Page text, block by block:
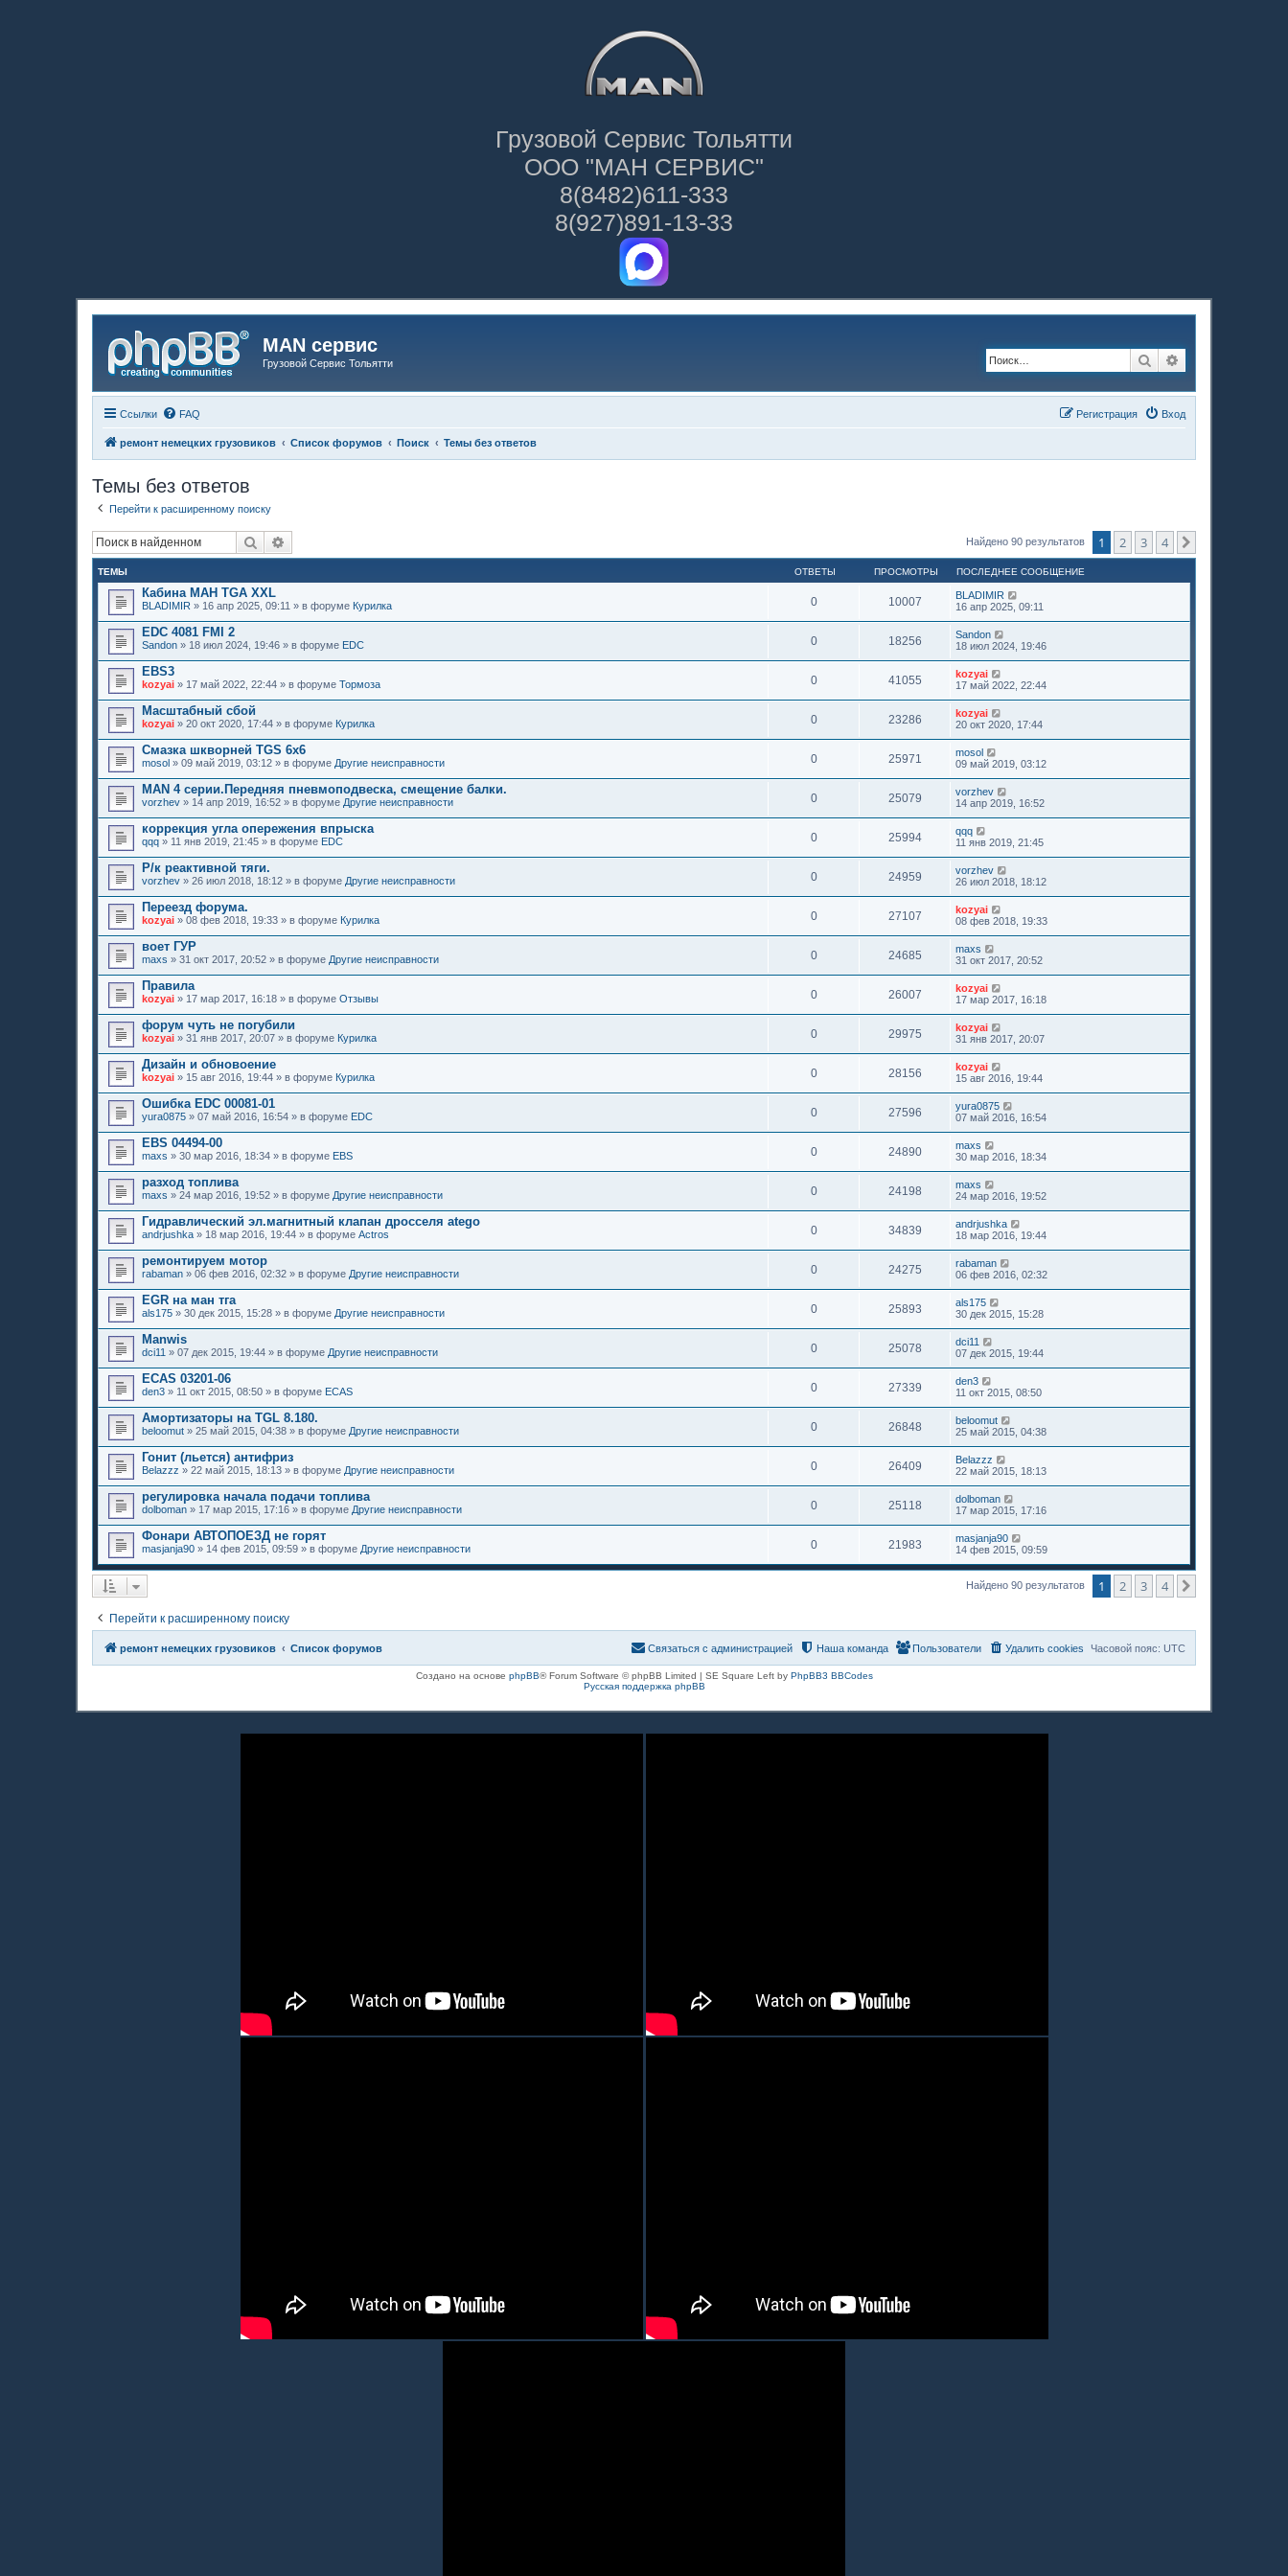
Грузовой Сервис Тольятти
ООО "МАН СЕРВИС"
8(8482)611-333
8(927)891-13-33
MAN сервис
Грузовой Сервис Тольятти Поиск
Ссылки FAQ Вход
Регистрация
ремонт немецких грузовиков Список форумов Поиск Темы без ответов
Темы без ответов
Перейти к расширенному поиску
Поиск Найдено 90 результатов 1 2 3 4
ТЕМЫ ОТВЕТЫ ПРОСМОТРЫ ПОСЛЕДНЕЕ СООБЩЕНИЕ
Кабина МАН TGA XXL
BLADIMIR » 16 апр 2025, 09:11 » в форуме Курилка 0 10007
BLADIMIR
16 апр 2025, 09:11
EDC 4081 FMI 2
Sandon » 18 июл 2024, 19:46 » в форуме EDC 0 18256
Sandon
18 июл 2024, 19:46
EBS3
kozyai » 17 май 2022, 22:44 » в форуме Тормоза 0 41055
kozyai
17 май 2022, 22:44
Масштабный сбой
kozyai » 20 окт 2020, 17:44 » в форуме Курилка 0 23286
kozyai
20 окт 2020, 17:44
Смазка шкворней TGS 6х6
mosol » 09 май 2019, 03:12 » в форуме Другие неисправности 0 25971
mosol
09 май 2019, 03:12
MAN 4 серии.Передняя пневмоподвеска, смещение балки.
vorzhev » 14 апр 2019, 16:52 » в форуме Другие неисправности 0 25079
vorzhev
14 апр 2019, 16:52
коррекция угла опережения впрыска
qqq » 11 янв 2019, 21:45 » в форуме EDC 0 25994
qqq
11 янв 2019, 21:45
Р/к реактивной тяги.
vorzhev » 26 июл 2018, 18:12 » в форуме Другие неисправности 0 24959
vorzhev
26 июл 2018, 18:12
Переезд форума.
kozyai » 08 фев 2018, 19:33 » в форуме Курилка 0 27107
kozyai
08 фев 2018, 19:33
воет ГУР
maxs » 31 окт 2017, 20:52 » в форуме Другие неисправности 0 24685
maxs
31 окт 2017, 20:52
Правила
kozyai » 17 мар 2017, 16:18 » в форуме Отзывы 0 26007
kozyai
17 мар 2017, 16:18
форум чуть не погубили
kozyai » 31 янв 2017, 20:07 » в форуме Курилка 0 29975
kozyai
31 янв 2017, 20:07
Дизайн и обновоение
kozyai » 15 авг 2016, 19:44 » в форуме Курилка 0 28156
kozyai
15 авг 2016, 19:44
Ошибка EDC 00081-01
yura0875 » 07 май 2016, 16:54 » в форуме EDC 0 27596
yura0875
07 май 2016, 16:54
EBS 04494-00
maxs » 30 мар 2016, 18:34 » в форуме EBS 0 24890
maxs
30 мар 2016, 18:34
разход топлива
maxs » 24 мар 2016, 19:52 » в форуме Другие неисправности 0 24198
maxs
24 мар 2016, 19:52
Гидравлический эл.магнитный клапан дросселя atego
andrjushka » 18 мар 2016, 19:44 » в форуме Actros 0 34839
andrjushka
18 мар 2016, 19:44
ремонтируем мотор
rabaman » 06 фев 2016, 02:32 » в форуме Другие неисправности 0 24275
rabaman
06 фев 2016, 02:32
EGR на ман тга
als175 » 30 дек 2015, 15:28 » в форуме Другие неисправности 0 25893
als175
30 дек 2015, 15:28
Manwis
dci11 » 07 дек 2015, 19:44 » в форуме Другие неисправности 0 25078
dci11
07 дек 2015, 19:44
ECAS 03201-06
den3 » 11 окт 2015, 08:50 » в форуме ECAS 0 27339
den3
11 окт 2015, 08:50
Амортизаторы на TGL 8.180.
beloomut » 25 май 2015, 04:38 » в форуме Другие неисправности 0 26848
beloomut
25 май 2015, 04:38
Гонит (льется) антифриз
Belazzz » 22 май 2015, 18:13 » в форуме Другие неисправности 0 26409
Belazzz
22 май 2015, 18:13
регулировка начала подачи топлива
dolboman » 17 мар 2015, 17:16 » в форуме Другие неисправности 0 25118
dolboman
17 мар 2015, 17:16
Фонари АВТОПОЕЗД не горят
masjanja90 » 14 фев 2015, 09:59 » в форуме Другие неисправности 0 21983
masjanja90
14 фев 2015, 09:59
Найдено 90 результатов 1 2 3 4
Перейти к расширенному поиску
ремонт немецких грузовиков Список форумов Часовой пояс: UTC
Удалить cookies
Пользователи
Наша команда
Связаться с администрацией
Создано на основе phpBB® Forum Software © phpBB Limited | SE Square Left by PhpBB3 BBCodes
Русская поддержка phpBB